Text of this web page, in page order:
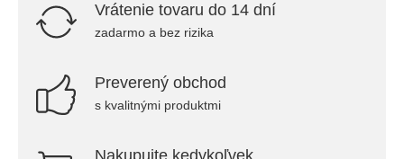
Vrátenie tovaru do 14 dní
zadarmo a bez rizika
Preverený obchod
s kvalitnými produktmi
Nakupujte kedykoľvek